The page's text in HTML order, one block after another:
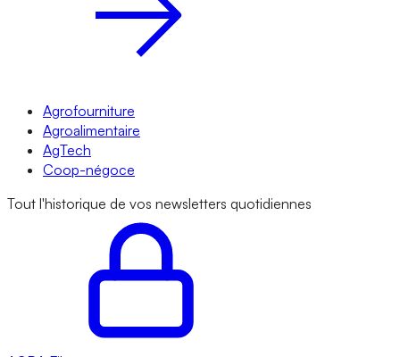
Agrofourniture
Agroalimentaire
AgTech
Coop-négoce
Tout l'historique de vos newsletters quotidiennes